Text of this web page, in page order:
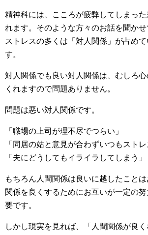
精神科には、こころが疲弊してしまっ
れます。そのような方々のお話を聞か
ストレスの多くは「対人関係」が占め
す。
対人関係でも良い対人関係は、むしろ
くれますので問題ありません。
問題は悪い対人関係です。
「職場の上司が理不尽でつらい」
「同居の姑と意見が合わずいつもストレ
「夫にどうしてもイライラしてしまう」
もちろん人間関係は良いに越したことは
関係を良くするためにお互いが一定の
要です。
しかし現実を見れば、「人間関係が良